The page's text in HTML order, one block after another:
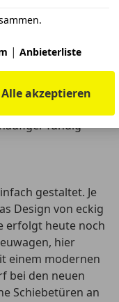
Mazda Bongo
deutlich
zuverlässigen
ab etwa 2.000 Euro
Angebote unter
fündig
gestaltet. Je
Design von eckig
erfolgt heute noch
hier
einem modernen
bei den neuen
Schiebetüren an
| Anbieterliste
Alle akzeptieren